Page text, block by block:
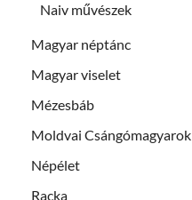
Naiv művészek
Magyar néptánc
Magyar viselet
Mézesbáb
Moldvai Csángómagyarok
Népélet
Racka